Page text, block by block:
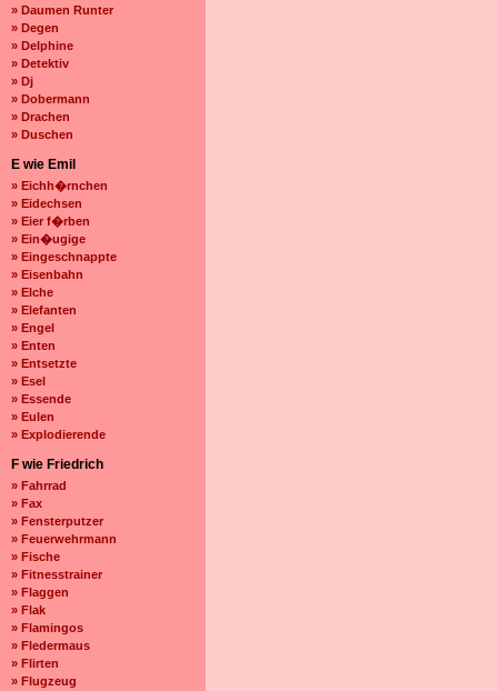
» Daumen Runter
» Degen
» Delphine
» Detektiv
» Dj
» Dobermann
» Drachen
» Duschen
E wie Emil
» Eichh�rnchen
» Eidechsen
» Eier f�rben
» Ein�ugige
» Eingeschnappte
» Eisenbahn
» Elche
» Elefanten
» Engel
» Enten
» Entsetzte
» Esel
» Essende
» Eulen
» Explodierende
F wie Friedrich
» Fahrrad
» Fax
» Fensterputzer
» Feuerwehrmann
» Fische
» Fitnesstrainer
» Flaggen
» Flak
» Flamingos
» Fledermaus
» Flirten
» Flugzeug